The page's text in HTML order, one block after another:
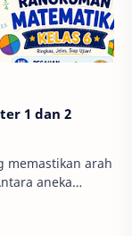
1 dan 2
memastikan arah
aneka